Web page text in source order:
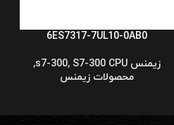
6ES7317-7UL10-0AB0
زیمنس s7-300 , S7-300 CPU
,
محصولات زیمنس